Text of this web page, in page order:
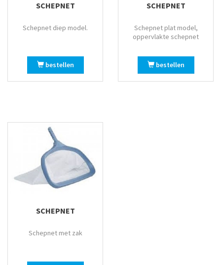
SCHEPNET
Schepnet diep model.
bestellen
SCHEPNET
Schepnet plat model,
oppervlakte schepnet
bestellen
SCHEPNET
Schepnet met zak